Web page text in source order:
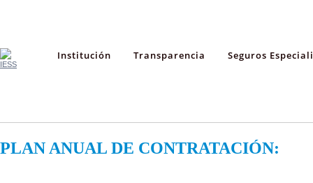
Institución Transparencia Seguros
PLAN ANUAL DE CONTRATACIÓN: